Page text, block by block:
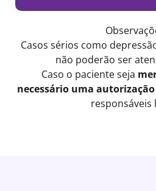
Casos sérios como
não poderão ser
Caso o paciente seja
necessário uma
responsáveis